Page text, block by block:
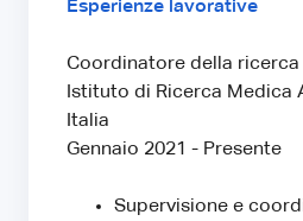
Esperienze lavorative
Coordinatore della ricerca
Istituto di Ricerca Medica
Italia
Gennaio 2021 - Presente
Supervisione e